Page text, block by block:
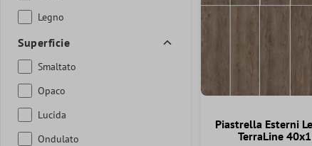
Legno
Superficie
Smaltato
Opaco
Lucida
Ondulato
Piastrella Esterni
TerraLine